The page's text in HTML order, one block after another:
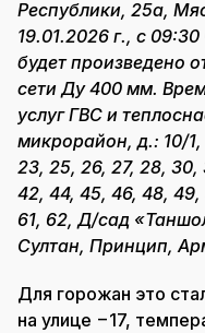
Республики, 25а,
19.01.2026 г., с
будет произведено
сети Ду 400 мм.
услуг ГВС и
микрорайон, д.: 10/1,
23, 25, 26, 27, 28, 30,
42, 44, 45, 46, 48, 49,
61, 62, Д/сад
Султан, Принцип,
Для горожан это
на улице −17,